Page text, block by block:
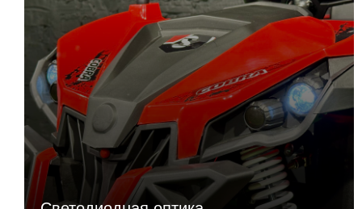
Подвеска передняя
зависимая 2
рычажная, с 2-мя
амортизаторами
ТОРМОЗНАЯ СИСТЕМА
Тормоза передние